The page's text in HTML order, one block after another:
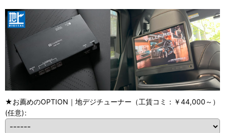
★お薦めのOPTION｜地デジチューナー（工賃コミ：￥44,000～）
(任意):